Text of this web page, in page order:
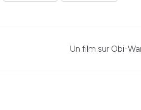
Un film sur Obi-